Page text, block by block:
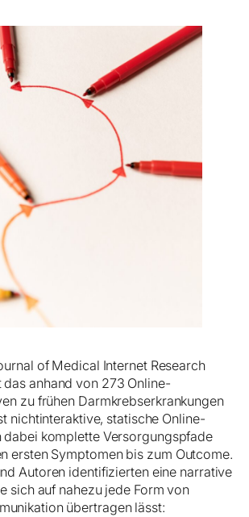
of Medical Internet Research
das anhand von 273 Online-
zu frühen Darmkrebserkrankungen
nichtinteraktive, statische Online-
dabei komplette Versorgungspfade
ersten Symptomen bis zum Outcome.
Autoren identifizierten eine narrative
sich auf nahezu jede Form von
übertragen lässt: